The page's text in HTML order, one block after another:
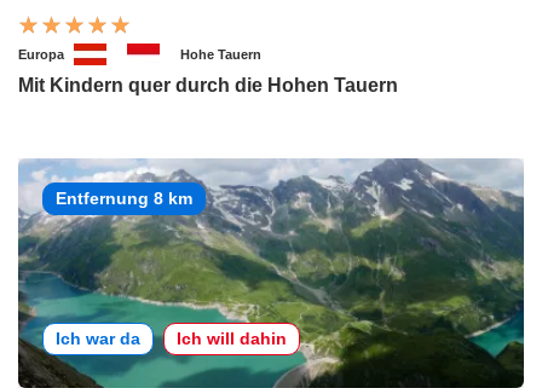
Europa Hohe Tauern
Mit Kindern quer durch die Hohen Tauern
Entfernung 8 km
Ich war da Ich will dahin